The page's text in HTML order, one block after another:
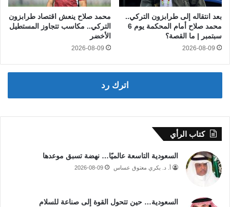
بعد انتقاله إلى طرابزون التركي..
محمد صلاح أمام المحكمة يوم 6
سبتمبر | ما القصة؟
2026-08-09
محمد صلاح ينعش اقتصاد طرابزون
التركي.. مكاسب تتجاوز المستطيل
الأخضر
2026-08-09
اترك رد
كتاب الرأي
السعودية التاسعة عالميًا… نهضة تسبق موعدها
أ. د. بكري معتوق عساس 2026-08-09
السعودية… حين تتحول القوة إلى صناعة للسلام